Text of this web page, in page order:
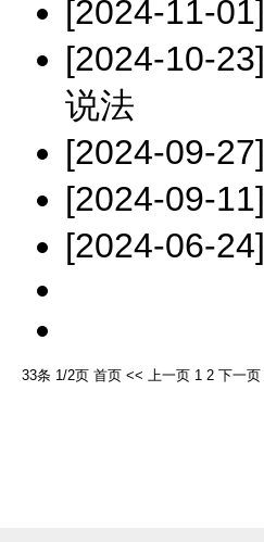
[2024-11-01]
[2024-10-23]
说法
[2024-09-27]
[2024-09-11]
[2024-06-24]
33条 1/2页 首页 << 上一页 1 2 下一页